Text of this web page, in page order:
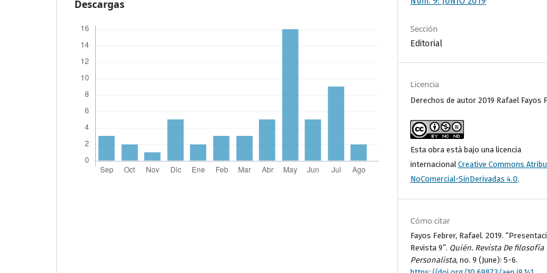
Descargas
Sección
Editorial
Licencia
Derechos de autor 2019 Rafael Fayos
Esta obra está bajo una licencia
internacionalCreative Commons
NoComercial-SinDerivadas 4.0.
Cómo citar
Fayos Febrer, Rafael. 2019.
Revista 9”. Quién. Revista De filosofía
Personalista, no. 9 (June): 5-6.